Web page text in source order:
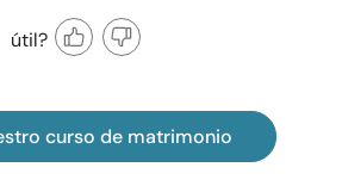
útil?
curso de matrimonio